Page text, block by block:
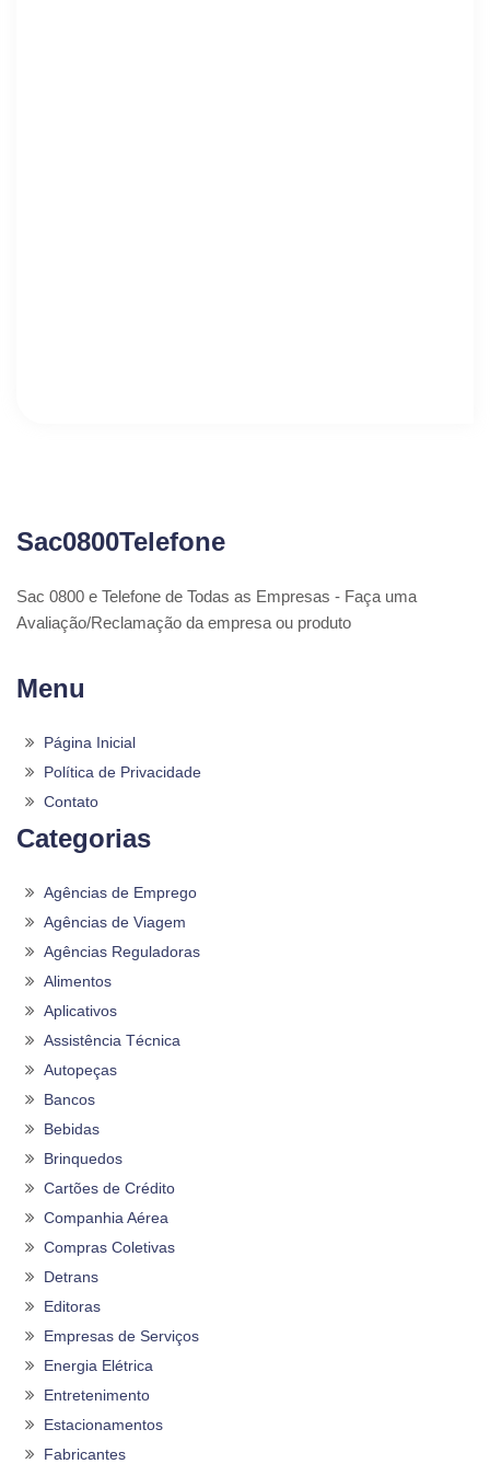
Sac0800Telefone
Sac 0800 e Telefone de Todas as Empresas - Faça uma
Avaliação/Reclamação da empresa ou produto
Menu
Página Inicial
Política de Privacidade
Contato
Categorias
Agências de Emprego
Agências de Viagem
Agências Reguladoras
Alimentos
Aplicativos
Assistência Técnica
Autopeças
Bancos
Bebidas
Brinquedos
Cartões de Crédito
Companhia Aérea
Compras Coletivas
Detrans
Editoras
Empresas de Serviços
Energia Elétrica
Entretenimento
Estacionamentos
Fabricantes